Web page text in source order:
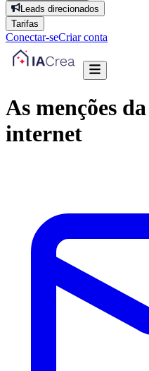
Leads direcionados
Tarifas
Conectar-seCriar conta
As menções
internet